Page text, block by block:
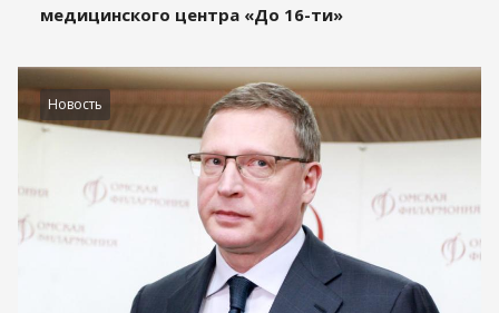
медицинского центра «До 16-ти»
Новость